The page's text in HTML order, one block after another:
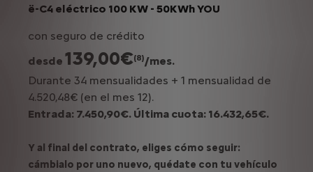
ë-C4 eléctrico 100 KW - 50KWh YOU
con seguro de crédito
desde 139,00€(8)/mes.
Durante 34 mensualidades + 1 mensualidad de
4.520,48€ (en el mes 12).
Entrada: 7.450,90€. Última cuota: 16.432,65€.
Y al final del contrato, eliges cómo seguir:
cámbialo por uno nuevo, quédate con tu vehículo